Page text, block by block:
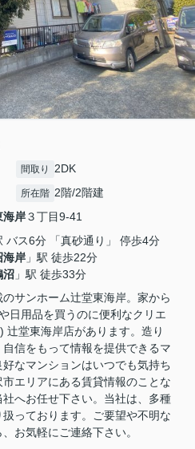
間取り 2DK
所在階 2階/2階建
海岸３丁目9-41
バス6分 「真砂通り」 停歩4分
海岸 」駅 徒歩22分
沼 」駅 徒歩33分
サンホーム辻堂東海岸。家から
日用品を買うのに便利なクリエ
辻堂東海岸店があります。造り
信をもって情報を提供できるマ
なマンションはいつでも気持ち
エリアにある賃貸情報のことな
へお任せ下さい。当社は、多種
っております。ご要望や不明な
お気軽にご連絡下さい。